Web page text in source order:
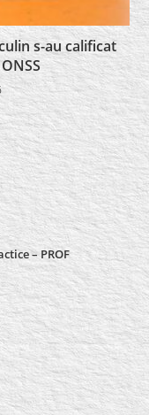
s-au calificat
– PROF